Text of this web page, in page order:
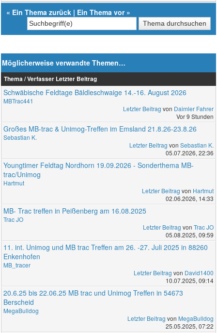
« Ein Thema zurück | Ein Thema vor»
Möglicherweise verwandte Themen…
Thema / Verfasser Letzter Beitrag
Schwäbische Feldtage Bäldleschwaige 14.-16. August 2026
MBTrac441
Letzter Beitrag von Daimler Fahrer
Vor 9 Stunden
Großes MB-trac & Unimog-Treffen im Emsland 21.8.26-23.8.26
Sebastian K.
Letzter Beitrag von Sebastian K.
05.07.2026, 22:36
Youngtimer Feldtag Nordhorn 19.09.2026 - Sonderthema MB-
trac/Unimog
Hartmut
Letzter Beitrag von Hartmut
02.06.2026, 14:33
MB- Trac treffen in Peißenberg am 16.08.2025
Trac JO
Letzter Beitrag von Trac JO
05.08.2025, 09:59
11. int. Unimog und MB trac Treffen am 26. -27. Juli 2025 in 88260
Enkenhofen
MB_tracer
Letzter Beitrag von David1400
10.07.2025, 09:14
20.6.25 bis 22.06.25 MB trac und Unimog Treffen in 54673
Berscheid
MegaBulldog
Letzter Beitrag von MegaBulldog
25.05.2025, 07:22